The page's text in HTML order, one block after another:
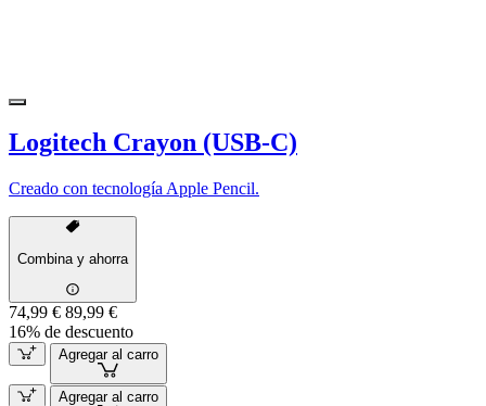
Logitech Crayon (USB-C)
Creado con tecnología Apple Pencil.
Combina y ahorra
74,99 € 89,99 €
16% de descuento
Agregar al carro
Agregar al carro